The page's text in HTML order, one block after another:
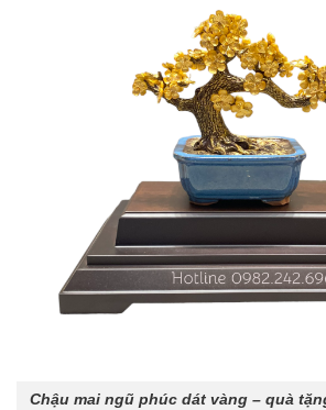
Chậu mai ngũ phúc dát vàng – quà